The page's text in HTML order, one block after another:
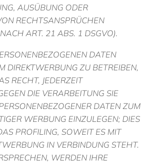
AUSÜBUNG ODER
RECHTSANSPRÜCHEN
ART. 21 ABS. 1 DSGVO).
DATEN
DIREKTWERBUNG ZU BETREIBEN,
RECHT, JEDERZEIT
DIE VERARBEITUNG SIE
DATEN ZUM
WERBUNG EINZULEGEN; DIES
PROFILING, SOWEIT ES MIT
IN VERBINDUNG STEHT.
WERDEN IHRE